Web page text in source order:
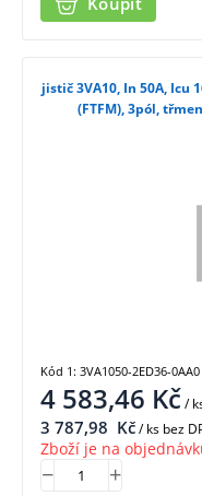
jistič 3VA10, In 50A, Icu
(FTFM), 3pól,
4 583,46 Kč/
3 787,98 Kč/ ks bez
Zboží je na
Kód 1: 3VA1050-2ED36-0AA0